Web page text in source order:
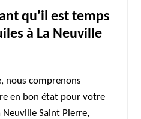
qu'il est temps
à La Neuville
nous comprenons
en bon état pour votre
Saint Pierre,